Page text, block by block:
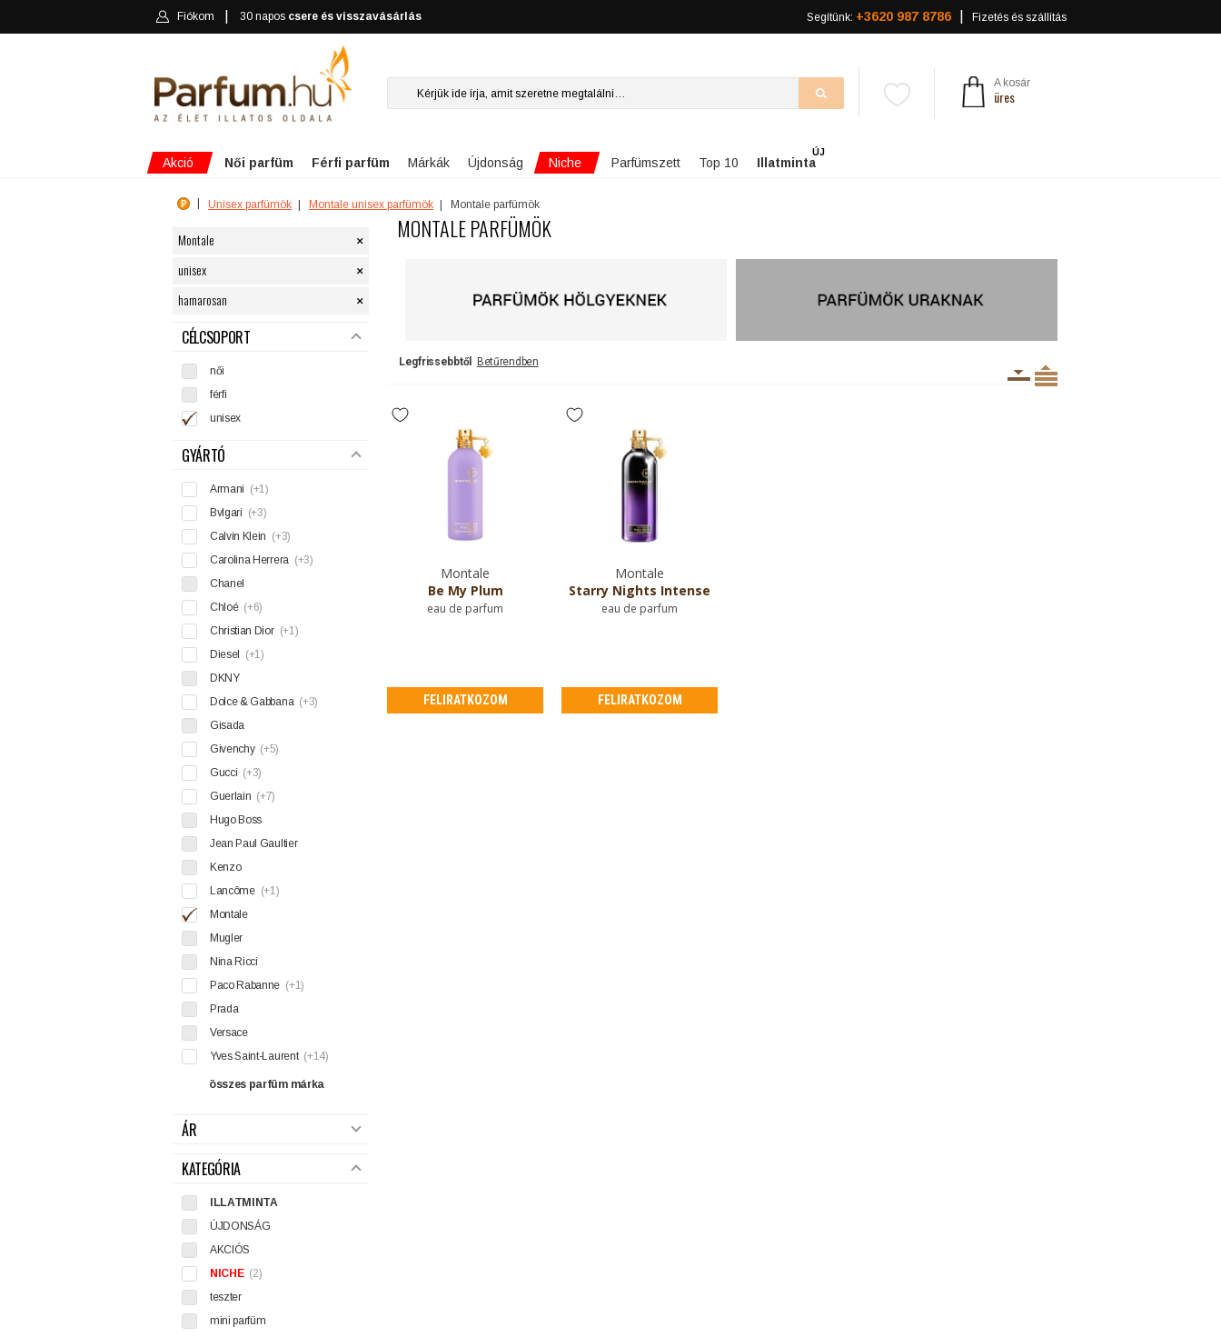
Fiókom 30 napos csere és visszavásárlás Segítünk: +3620 987 8786 Fizetés és szállítás
A kosár
üres
Akció Női parfüm Férfi parfüm Márkák Újdonság Niche Parfümszett Top 10 Illatminta
ÚJ
Unisex parfümök Montale unisex parfümök Montale parfümök
Montale ×
unisex ×
hamarosan ×
SZŰRÉS
CÉLCSOPORT
női
férfi
unisex
GYÁRTÓ
Armani (+1)
Bvlgari (+3)
Calvin Klein (+3)
Carolina Herrera (+3)
Chanel
Chloé (+6)
Christian Dior (+1)
Diesel
(+1)
DKNY
Dolce & Gabbana (+3)
Gisada
Givenchy (+5)
Gucci (+3)
Guerlain (+7)
Hugo Boss
Jean Paul Gaultier
Kenzo
Lancôme (+1)
Montale
Mugler
Nina Ricci
Paco Rabanne (+1)
Prada
Versace
Yves Saint-Laurent (+14)
összes parfüm márka
ÁR
KATEGÓRIA
ILLATMINTA
ÚJDONSÁG
AKCIÓS
NICHE (2)
teszter
mini parfüm
MONTALE PARFÜMÖK
Legfrissebbtől Betűrendben
Montale
Be My Plum
eau de parfum
FELIRATKOZOM
Montale
Starry Nights Intense
eau de parfum
FELIRATKOZOM